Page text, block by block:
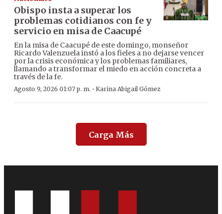
Obispo insta a superar los
problemas cotidianos con fe y
servicio en misa de Caacupé
En la misa de Caacupé de este domingo, monseñor
Ricardo Valenzuela instó a los fieles a no dejarse vencer
por la crisis económica y los problemas familiares,
llamando a transformar el miedo en acción concreta a
través de la fe.
Agosto 9, 2026 01:07 p. m. · Karina Abigail Gómez
Carga Más